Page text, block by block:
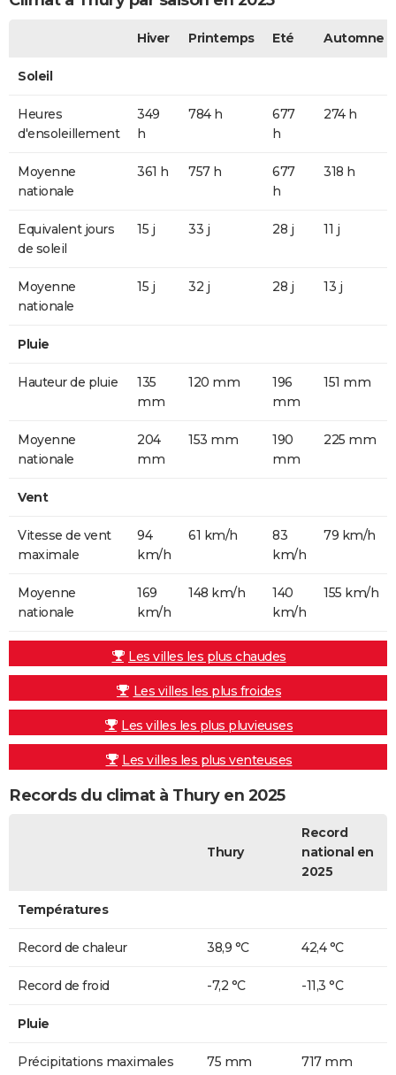
Hiver Printemps Eté Automne
Soleil
Heures
d'ensoleillement
349
h
784 h
677
h
274 h
Moyenne
nationale
361 h 757 h
677
h
318 h
Equivalent jours
de soleil
15 j 33 j 28 j 11 j
Moyenne
nationale
15 j 32 j 28 j 13 j
Pluie
Hauteur de pluie
135
mm
120 mm
196
mm
151 mm
Moyenne
nationale
204
mm
153 mm
190
mm
225 mm
Vent
Vitesse de vent
maximale
94
km/h
61 km/h
83
km/h
79 km/h
Moyenne
nationale
169
km/h
148 km/h
140
km/h
155 km/h
Les villes les plus chaudes
Les villes les plus froides
Les villes les plus pluvieuses
Les villes les plus venteuses
Records du climat à Thury en 2025
Thury
Record
national en
2025
Températures
Record de chaleur 38,9 °C 42,4 °C
Record de froid -7,2 °C -11,3 °C
Pluie
Précipitations maximales 75 mm 717 mm